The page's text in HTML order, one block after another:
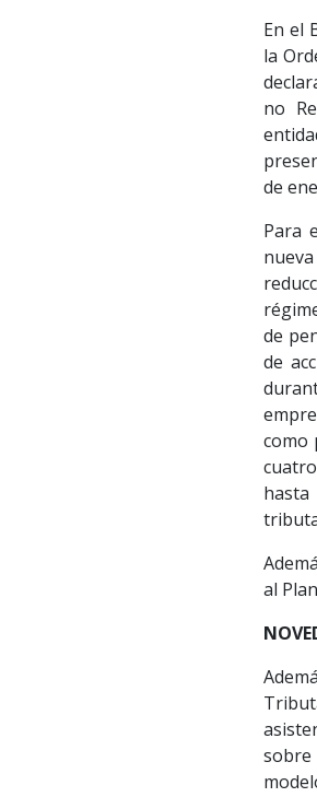
En el
la
no
de
Para
de
de
como
al
sobre